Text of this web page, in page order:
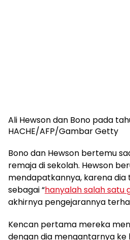
Ali Hewson dan Bono pada
HACHE/AFP/Gambar Getty
Bono dan Hewson bertemu
remaja di sekolah. Hewson
mendapatkannya, karena dia
sebagai “hanyalah salah satu
akhirnya pengejarannya
Kencan pertama mereka
dengan dia mengantarnya ke